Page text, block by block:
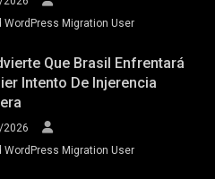
WordPress Migration User
Que Brasil Enfrentará
Intento De Injerencia
WordPress Migration User